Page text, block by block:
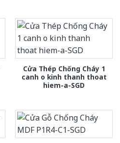
Cửa Thép Chống Cháy 1
canh o kinh thanh thoat
hiem-a-SGD